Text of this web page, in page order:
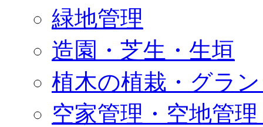
緑地管理
造園・芝生・生垣
植木の植栽・グラ
空家管理・空地管